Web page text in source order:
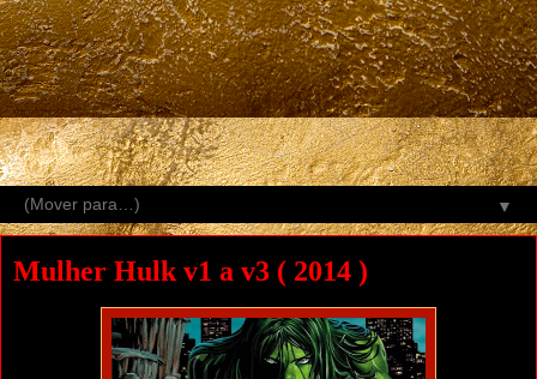
▼
Mulher Hulk v1 a v3 ( 2014 )